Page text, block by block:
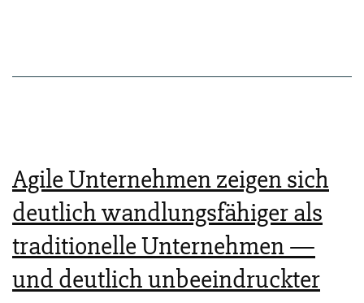
Agile Unternehmen zeigen sich
deutlich wandlungsfähiger als
traditionelle Unternehmen —
und deutlich unbeeindruckter